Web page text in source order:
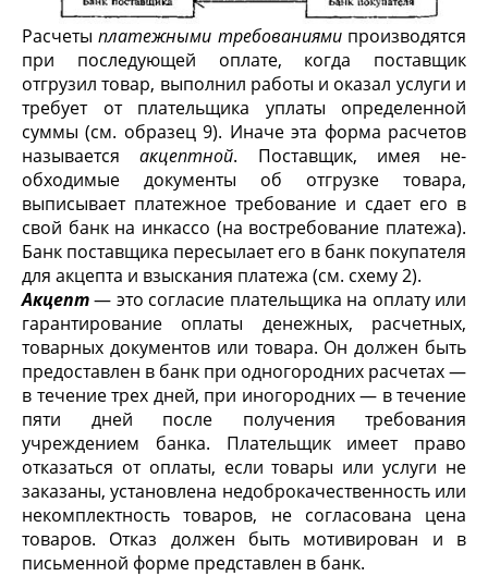
Расчетыплатежными требованиямипроизводятся
при последующей оплате, когда поставщик
отгрузил товар, выполнил работы и оказал услуги и
требует от плательщика уплаты определенной
суммы (см. образец 9). Иначе эта фор­ма расчетов
называетсяакцептной. Поставщик, имея не­
обходимые документы об отгрузке товара,
выписывает платежное требование и сдает его в
свой банк на инкассо (на востребование платежа).
Банк поставщика пересылает его в банк покупателя
для акцепта и взыскания платежа (см. схему 2).
Акцепт— это согласие плательщика на оплату или
гарантирование оплаты денежных, расчетных,
товарных документов или товара. Он должен быть
предоставлен в банк при одногородних расчетах —
в течение трех дней, при иногородних — в течение
пяти дней после получения тре­бования
учреждением банка. Плательщик имеет право
отказаться от оплаты, если товары или услуги не
заказаны, установлена недоброкачественность или
некомплектность товаров, не согласована цена
товаров. Отказ должен быть мотивирован и в
письменной форме представлен в банк.